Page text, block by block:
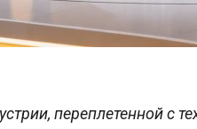
переплетенной с